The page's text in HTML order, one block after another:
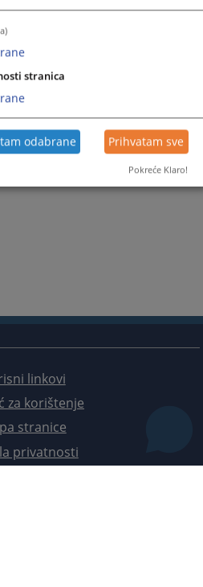
for
linkovi
za korištenje
stranice
privatnosti
stranica
odabrane Prihvatam sve
Pokreće Klaro!